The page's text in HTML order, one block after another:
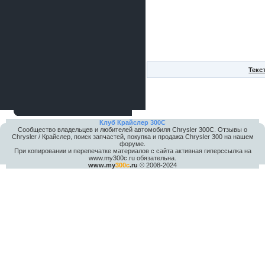
Клуб Крайслер 300C
Сообщество владельцев и любителей автомобиля Chrysler 300С. Отзывы о
Chrysler / Крайслер, поиск запчастей, покупка и продажа Chrysler 300 на нашем
форуме.
При копировании и перепечатке материалов с сайта активная гиперссылка на
www.my300c.ru обязательна.
www.my300c.ru © 2008-2024